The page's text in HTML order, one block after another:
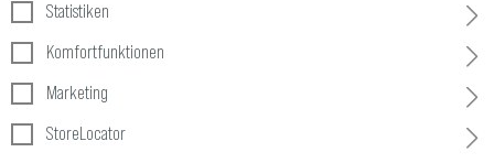
2 Produkte
Statistiken
Komfortfunktionen
Marketing
StoreLocator